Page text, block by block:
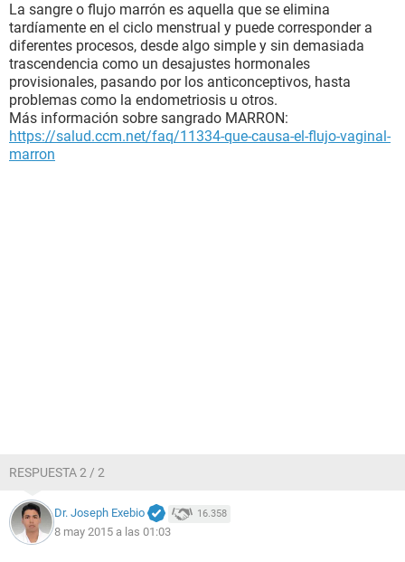
La sangre o flujo marrón es aquella que se elimina
tardíamente en el ciclo menstrual y puede corresponder a
diferentes procesos, desde algo simple y sin demasiada
trascendencia como un desajustes hormonales
provisionales, pasando por los anticonceptivos, hasta
problemas como la endometriosis u otros.
Más información sobre sangrado MARRON:
https://salud.ccm.net/faq/11334-que-causa-el-flujo-vaginal-
marron
RESPUESTA 2 / 2
Dr. Joseph Exebio 16.358
8 may 2015 a las 01:03